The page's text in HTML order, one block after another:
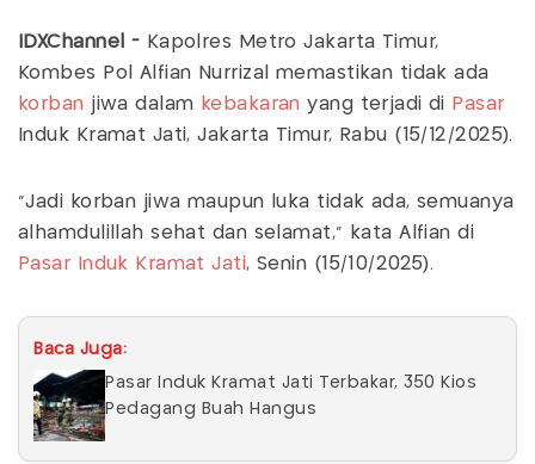
IDXChannel - Kapolres Metro Jakarta Timur,
Kombes Pol Alfian Nurrizal memastikan tidak ada
korban jiwa dalam kebakaran yang terjadi di Pasar
Induk Kramat Jati, Jakarta Timur, Rabu (15/12/2025).
"Jadi korban jiwa maupun luka tidak ada, semuanya
alhamdulillah sehat dan selamat," kata Alfian di
Pasar Induk Kramat Jati, Senin (15/10/2025).
Baca Juga:
Pasar Induk Kramat Jati Terbakar, 350 Kios
Pedagang Buah Hangus